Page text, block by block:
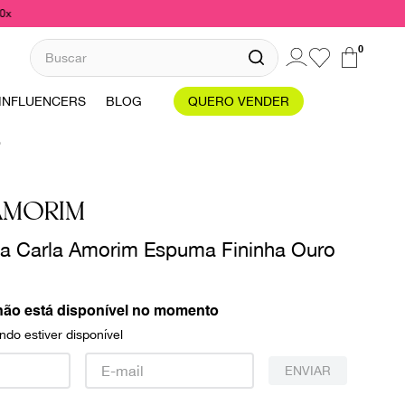
Buscar 0
INFLUENCERS BLOG QUERO VENDER
Carla Amorim Espuma Fininha Ouro
está disponível no momento
estiver disponível
ENVIAR